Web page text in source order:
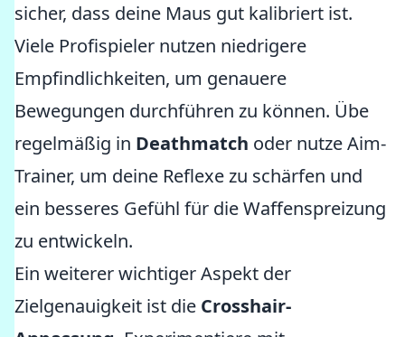
sicher, dass deine Maus gut kalibriert ist.
Viele Profispieler nutzen niedrigere
Empfindlichkeiten, um genauere
Bewegungen durchführen zu können. Übe
regelmäßig in Deathmatch oder nutze Aim-
Trainer, um deine Reflexe zu schärfen und
ein besseres Gefühl für die Waffenspreizung
zu entwickeln.
Ein weiterer wichtiger Aspekt der
Zielgenauigkeit ist die Crosshair-